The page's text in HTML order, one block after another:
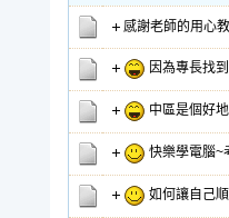
感謝老師的用心
因為專長找
中區是個好
快樂學電腦~
如何讓自己